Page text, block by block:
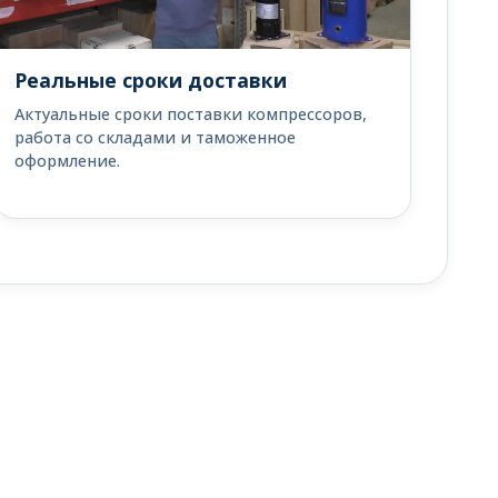
Реальные сроки доставки
Актуальные сроки поставки компрессоров,
работа со складами и таможенное
оформление.